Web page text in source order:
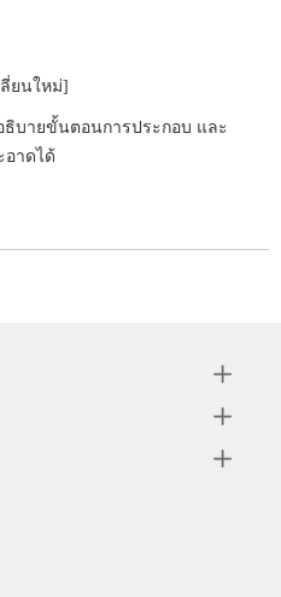
ยนใหม่]
บายขั้นตอนการประกอบ และ
าดได้